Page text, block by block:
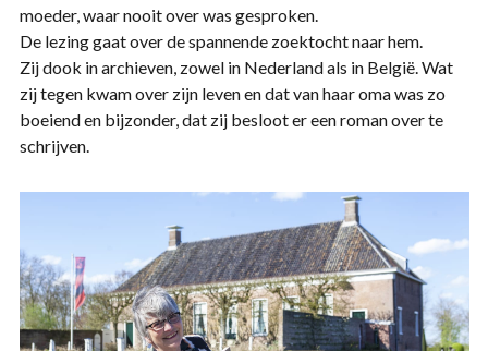
moeder, waar nooit over was gesproken.
De lezing gaat over de spannende zoektocht naar hem.
Zij dook in archieven, zowel in Nederland als in België. Wat
zij tegen kwam over zijn leven en dat van haar oma was zo
boeiend en bijzonder, dat zij besloot er een roman over te
schrijven.